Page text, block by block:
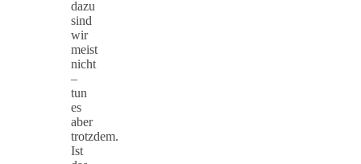
dazu
sind
wir
meist
nicht
–
tun
es
aber
trotzdem.
Ist